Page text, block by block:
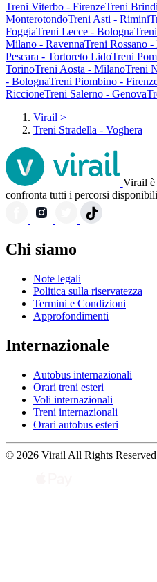
Treni Viterbo - FirenzeTreni
MonterotondoTreni Asti - Rimini
FoggiaTreni Lecce - Bologna
Milano - RavennaTreni Rossano -
Pescara - Tortoreto LidoTreni
TorinoTreni Aosta - MilanoTreni
- BolognaTreni Piombino -
RiccioneTreni Salerno - Genova
Virail >
Treni Stradella - Voghera
Virail è
confronta tutti i percorsi
Chi siamo
Note legali
Politica sulla riservatezza
Termini e Condizioni
Approfondimenti
Internazionale
Autobus internazionali
Orari treni esteri
Voli internazionali
Treni internazionali
Orari autobus esteri
© 2026 Virail All Rights